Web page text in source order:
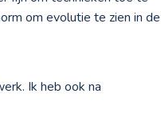
om evolutie te zien in de
Ik heb ook na